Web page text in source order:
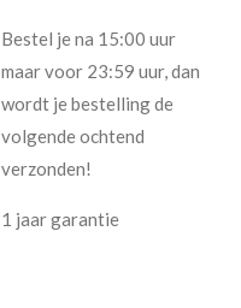
Bestel je na 15:00 uur
maar voor 23:59 uur, dan
wordt je bestelling de
volgende ochtend
verzonden!
1 jaar garantie